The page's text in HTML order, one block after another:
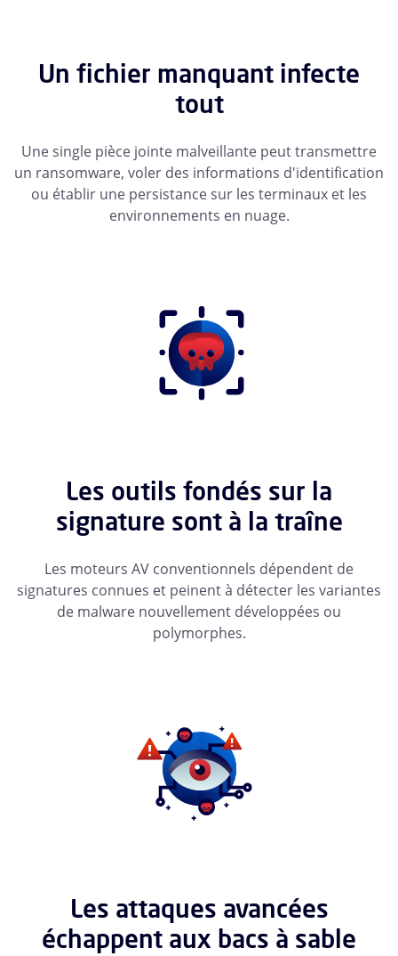
Un fichier manquant infecte
tout
Une single pièce jointe malveillante peut transmettre
un ransomware, voler des informations d'identification
ou établir une persistance sur les terminaux et les
environnements en nuage.
Les outils fondés sur la
signature sont à la traîne
Les moteurs AV conventionnels dépendent de
signatures connues et peinent à détecter les variantes
de malware nouvellement développées ou
polymorphes.
Les attaques avancées
échappent aux bacs à sable